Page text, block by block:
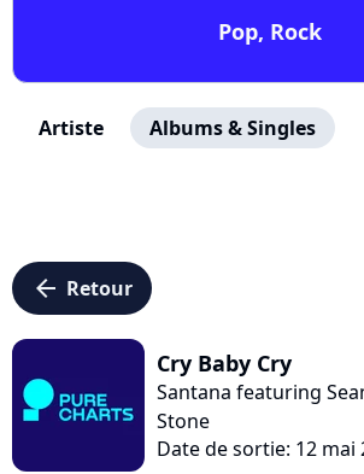
Pop, Rock
Artiste Albums & Singles
arrow_left Retour
Cry Baby Cry
Santana featuring
Stone
Date de sortie: 12 mai